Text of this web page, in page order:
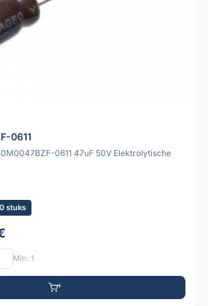
0611
0611 47uF 50V Elektrolytische
stuks
Min: 1